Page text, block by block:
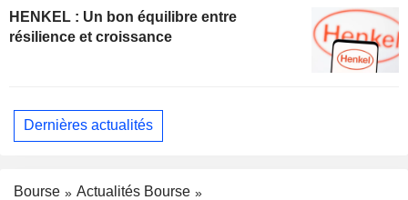
HENKEL : Un bon équilibre entre
résilience et croissance
Dernières actualités
Bourse
Actualités Bourse